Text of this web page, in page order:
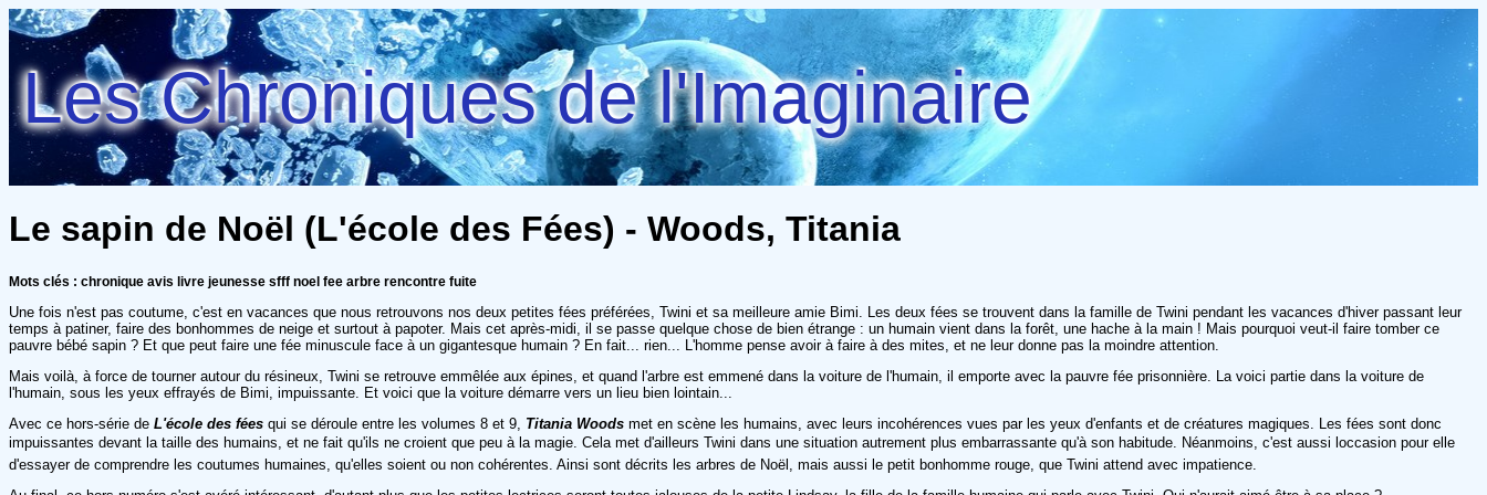
Les Chroniques de l'Imaginaire
Le sapin de Noël (L'école des Fées) - Woods, Titania
Mots clés : chronique avis livre jeunesse sfff noel fee arbre rencontre fuite
Une fois n'est pas coutume, c'est en vacances que nous retrouvons nos deux petites fées préférées, Twini et sa meilleure amie Bimi. Les deux fées se trouvent dans la famille de Twini pendant les vacances d'hiver passant leur
temps à patiner, faire des bonhommes de neige et surtout à papoter. Mais cet après-midi, il se passe quelque chose de bien étrange : un humain vient dans la forêt, une hache à la main ! Mais pourquoi veut-il faire tomber ce
pauvre bébé sapin ? Et que peut faire une fée minuscule face à un gigantesque humain ? En fait... rien... L'homme pense avoir à faire à des mites, et ne leur donne pas la moindre attention.
Mais voilà, à force de tourner autour du résineux, Twini se retrouve emmêlée aux épines, et quand l'arbre est emmené dans la voiture de l'humain, il emporte avec la pauvre fée prisonnière. La voici partie dans la voiture de
l'humain, sous les yeux effrayés de Bimi, impuissante. Et voici que la voiture démarre vers un lieu bien lointain...
Avec ce hors-série de L'école des fées qui se déroule entre les volumes 8 et 9, Titania Woods met en scène les humains, avec leurs incohérences vues par les yeux d'enfants et de créatures magiques. Les fées sont donc
impuissantes devant la taille des humains, et ne fait qu'ils ne croient que peu à la magie. Cela met d'ailleurs Twini dans une situation autrement plus embarrassante qu'à son habitude. Néanmoins, c'est aussi loccasion pour elle
d'essayer de comprendre les coutumes humaines, qu'elles soient ou non cohérentes. Ainsi sont décrits les arbres de Noël, mais aussi le petit bonhomme rouge, que Twini attend avec impatience.